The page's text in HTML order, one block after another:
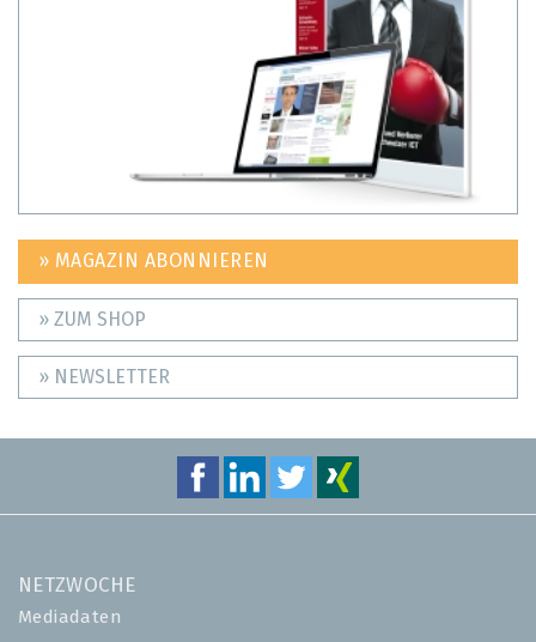
» MAGAZIN ABONNIEREN
» ZUM SHOP
» NEWSLETTER
NETZWOCHE
Mediadaten